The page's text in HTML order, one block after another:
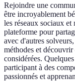
Rejoindre une
être incroyablement
les réseaux sociaux
plateforme pour
avec d'autres
méthodes et découvrir
considérées.
participant à des
passionnés et